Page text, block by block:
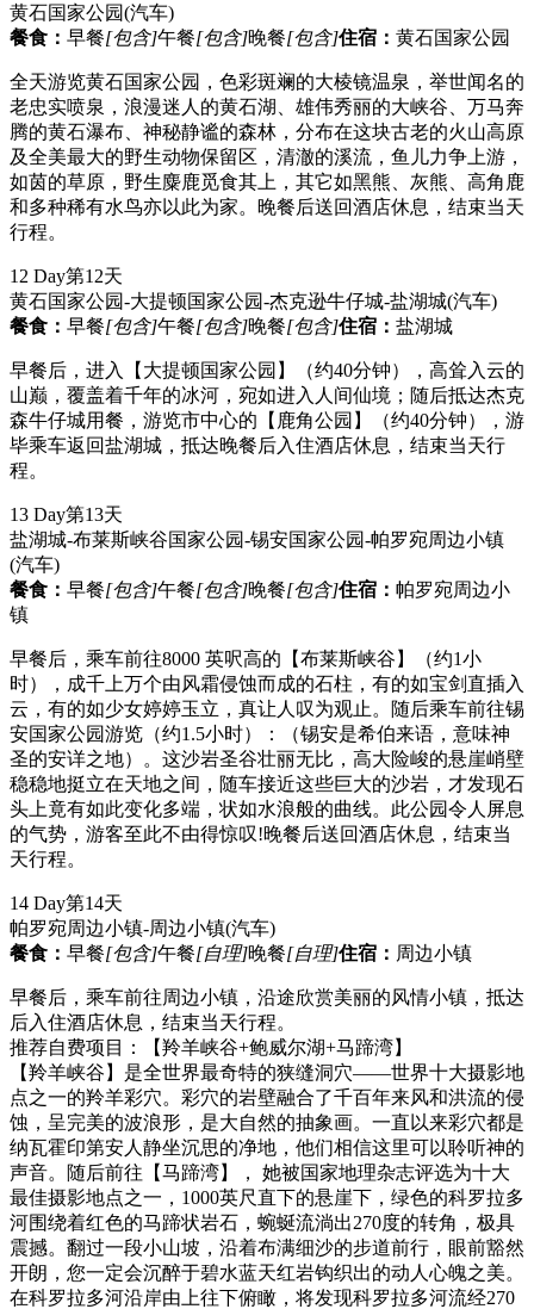
黄石国家公园(汽车)
餐食： 早餐[包含]午餐[包含]晚餐[包含]住宿： 黄石国家公园
全天游览黄石国家公园，色彩斑斓的大棱镜温泉，举世闻名的
老忠实喷泉，浪漫迷人的黄石湖、雄伟秀丽的大峡谷、万马奔
腾的黄石瀑布、神秘静谧的森林，分布在这块古老的火山高原
及全美最大的野生动物保留区，清澈的溪流，鱼儿力争上游，
如茵的草原，野生麋鹿觅食其上，其它如黑熊、灰熊、高角鹿
和多种稀有水鸟亦以此为家。晚餐后送回酒店休息，结束当天
行程。
12 Day第12天
黄石国家公园-大提顿国家公园-杰克逊牛仔城-盐湖城(汽车)
餐食： 早餐[包含]午餐[包含]晚餐[包含]住宿： 盐湖城
早餐后，进入【大提顿国家公园】（约40分钟），高耸入云的
山巅，覆盖着千年的冰河，宛如进入人间仙境；随后抵达杰克
森牛仔城用餐，游览市中心的【鹿角公园】（约40分钟），游
毕乘车返回盐湖城，抵达晚餐后入住酒店休息，结束当天行
程。
13 Day第13天
盐湖城-布莱斯峡谷国家公园-锡安国家公园-帕罗宛周边小镇
(汽车)
餐食： 早餐[包含]午餐[包含]晚餐[包含]住宿： 帕罗宛周边小
镇
早餐后，乘车前往8000 英呎高的【布莱斯峡谷】（约1小
时），成千上万个由风霜侵蚀而成的石柱，有的如宝剑直插入
云，有的如少女婷婷玉立，真让人叹为观止。随后乘车前往锡
安国家公园游览（约1.5小时）：（锡安是希伯来语，意味神
圣的安详之地）。这沙岩圣谷壮丽无比，高大险峻的悬崖峭壁
稳稳地挺立在天地之间，随车接近这些巨大的沙岩，才发现石
头上竟有如此变化多端，状如水浪般的曲线。此公园令人屏息
的气势，游客至此不由得惊叹!晚餐后送回酒店休息，结束当
天行程。
14 Day第14天
帕罗宛周边小镇-周边小镇(汽车)
餐食： 早餐[包含]午餐[自理]晚餐[自理]住宿： 周边小镇
早餐后，乘车前往周边小镇，沿途欣赏美丽的风情小镇，抵达
后入住酒店休息，结束当天行程。
推荐自费项目：【羚羊峡谷+鲍威尔湖+马蹄湾】
【羚羊峡谷】是全世界最奇特的狭缝洞穴——世界十大摄影地
点之一的羚羊彩穴。彩穴的岩壁融合了千百年来风和洪流的侵
蚀，呈完美的波浪形，是大自然的抽象画。一直以来彩穴都是
纳瓦霍印第安人静坐沉思的净地，他们相信这里可以聆听神的
声音。随后前往【马蹄湾】， 她被国家地理杂志评选为十大
最佳摄影地点之一，1000英尺直下的悬崖下，绿色的科罗拉多
河围绕着红色的马蹄状岩石，蜿蜒流淌出270度的转角，极具
震撼。翻过一段小山坡，沿着布满细沙的步道前行，眼前豁然
开朗，您一定会沉醉于碧水蓝天红岩钩织出的动人心魄之美。
在科罗拉多河沿岸由上往下俯瞰，将发现科罗拉多河流经270